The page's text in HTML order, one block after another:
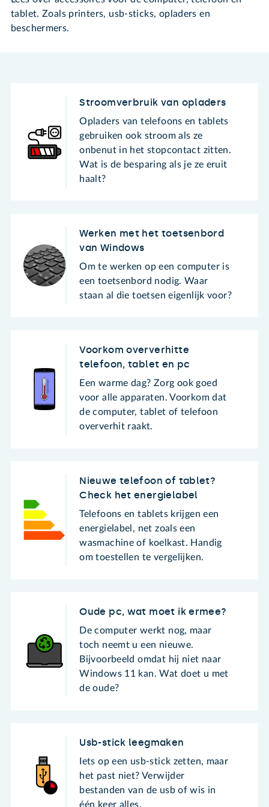
tablet. Zoals printers, usb-sticks, opladers en
beschermers.
Stroomverbruik van opladers
Opladers van telefoons en tablets
gebruiken ook stroom als ze
onbenut in het stopcontact zitten.
Wat is de besparing als je ze eruit
haalt?
Werken met het toetsenbord
van Windows
Om te werken op een computer is
een toetsenbord nodig. Waar
staan al die toetsen eigenlijk voor?
Voorkom oververhitte
telefoon, tablet en pc
Een warme dag? Zorg ook goed
voor alle apparaten. Voorkom dat
de computer, tablet of telefoon
oververhit raakt.
Nieuwe telefoon of tablet?
Check het energielabel
Telefoons en tablets krijgen een
energielabel, net zoals een
wasmachine of koelkast. Handig
om toestellen te vergelijken.
Oude pc, wat moet ik ermee?
De computer werkt nog, maar
toch neemt u een nieuwe.
Bijvoorbeeld omdat hij niet naar
Windows 11 kan. Wat doet u met
de oude?
Usb-stick leegmaken
Iets op een usb-stick zetten, maar
het past niet? Verwijder
bestanden van de usb of wis in
één keer alles.